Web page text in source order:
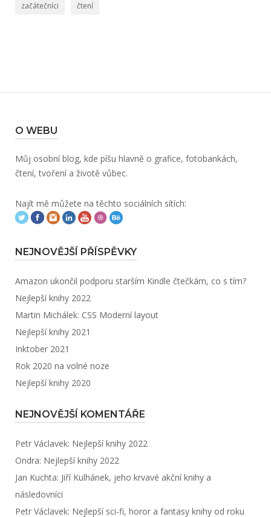
začátečníci čtení
O WEBU
Můj osobní blog, kde píšu hlavně o grafice, fotobankách,
čtení, tvoření a životě vůbec.
Najít mě můžete na těchto sociálních sítích:
NEJNOVĚJŠÍ PŘÍSPĚVKY
Amazon ukončil podporu starším Kindle čtečkám, co s tím?
Nejlepší knihy 2022
Martin Michálek: CSS Moderní layout
Nejlepší knihy 2021
Inktober 2021
Rok 2020 na volné noze
Nejlepší knihy 2020
NEJNOVĚJŠÍ KOMENTÁŘE
Petr Václavek: Nejlepší knihy 2022
Ondra: Nejlepší knihy 2022
Jan Kuchta: Jiří Kulhánek, jeho krvavé akční knihy a
následovníci
Petr Václavek: Nejlepší sci-fi, horor a fantasy knihy od roku